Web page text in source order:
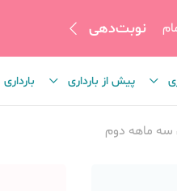
نوبت‌دهی
پیش از بارداری بارداری
سه ماهه دوم